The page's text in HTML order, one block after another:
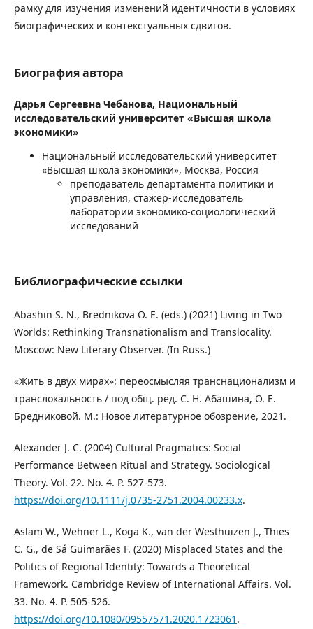
рамку для изучения изменений идентичности в условиях
биографических и контекстуальных сдвигов.
Биография автора
Дарья Сергеевна Чебанова, Национальный
исследовательский университет «Высшая школа
экономики»
Национальный исследовательский университет
«Высшая школа экономики», Москва, Россия
преподаватель департамента политики и
управления, стажер-исследователь
лаборатории экономико-социологический
исследований
Библиографические ссылки
Abashin S. N., Brednikova O. E. (eds.) (2021) Living in Two
Worlds: Rethinking Transnationalism and Translocality.
Moscow: New Literary Observer. (In Russ.)
«Жить в двух мирах»: переосмысляя транснационализм и
транслокальность / под общ. ред. С. Н. Абашина, О. Е.
Бредниковой. М.: Новое литературное обозрение, 2021.
Alexander J. C. (2004) Cultural Pragmatics: Social
Performance Between Ritual and Strategy. Sociological
Theory. Vol. 22. No. 4. P. 527-573.
https://doi.org/10.1111/j.0735-2751.2004.00233.x.
Aslam W., Wehner L., Koga K., van der Westhuizen J., Thies
C. G., de Sá Guimarães F. (2020) Misplaced States and the
Politics of Regional Identity: Towards a Theoretical
Framework. Cambridge Review of International Affairs. Vol.
33. No. 4. P. 505-526.
https://doi.org/10.1080/09557571.2020.1723061 .